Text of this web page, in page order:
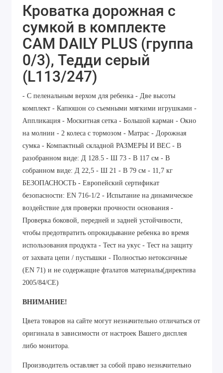
Кроватка дорожная с
сумкой в комплекте
CAM DAILY PLUS (группа
0/3), Тедди серый
(L113/247)
- С пеленальным верхом для ребенка - Две высоты
комплект - Капюшон со съемными мягкими игрушками -
Аппликация - Москитная сетка - Большой карман - Окно
на молнии - 2 колеса с тормозом - Матрас - Дорожная
сумка - Компактный складной РАЗМЕРЫ И ВЕС - В
разобранном виде: Д 128.5 - Ш 73 - В 117 см - В
собранном виде: Д 22,5 - Ш 21 - В 79 см - 11,7 кг
БЕЗОПАСНОСТЬ - Европейский сертификат
безопасности: EN 716-1/2 - Испытание на динамическое
воздействие для проверки прочности основания -
Проверка боковой, передней и задней устойчивости,
чтобы предотвратить опрокидывание ребенка во время
использования продукта - Тест на укус - Тест на защиту
от захвата цепи / пустышки - Полностью нетоксичные
(EN 71) и не содержащие фталатов материалы(директива
2005/84/CE)
ВНИМАНИЕ!
Цвета товаров на сайте могут незначительно отличаться от
оригинала в зависимости от настроек Вашего дисплея
либо монитора.
Производитель оставляет за собой право незначительно